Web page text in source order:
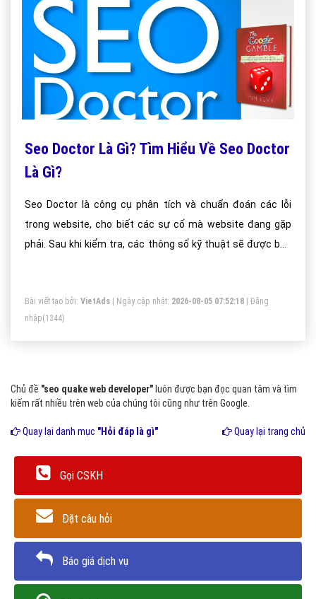
Seo Doctor Là Gì? Tìm Hiểu Về Seo Doctor
Là Gì?
Seo Doctor là công cụ phân tích và chuẩn đoán các lỗi
trong website, cho biết các sự cố mà website đang gặp
phải. Sau khi kiểm tra, các thông số kỹ thuật sẽ được báo
Bài viết tạo bởi: VietAds | Ngày cập nhật: 2026-08-05 07:52:18
Đăng
nhập(1344)
Chủ đề "seo quake web developer" luôn được bạn đọc quan tâm và tìm
kiếm rất nhiều trên web của chúng tôi cũng như trên Google.
Quay lại danh mục "Hỏi đáp là gì" Quay lại trang chủ
Gọi CSKH
Đặt câu hỏi
Báo giá dịch vụ